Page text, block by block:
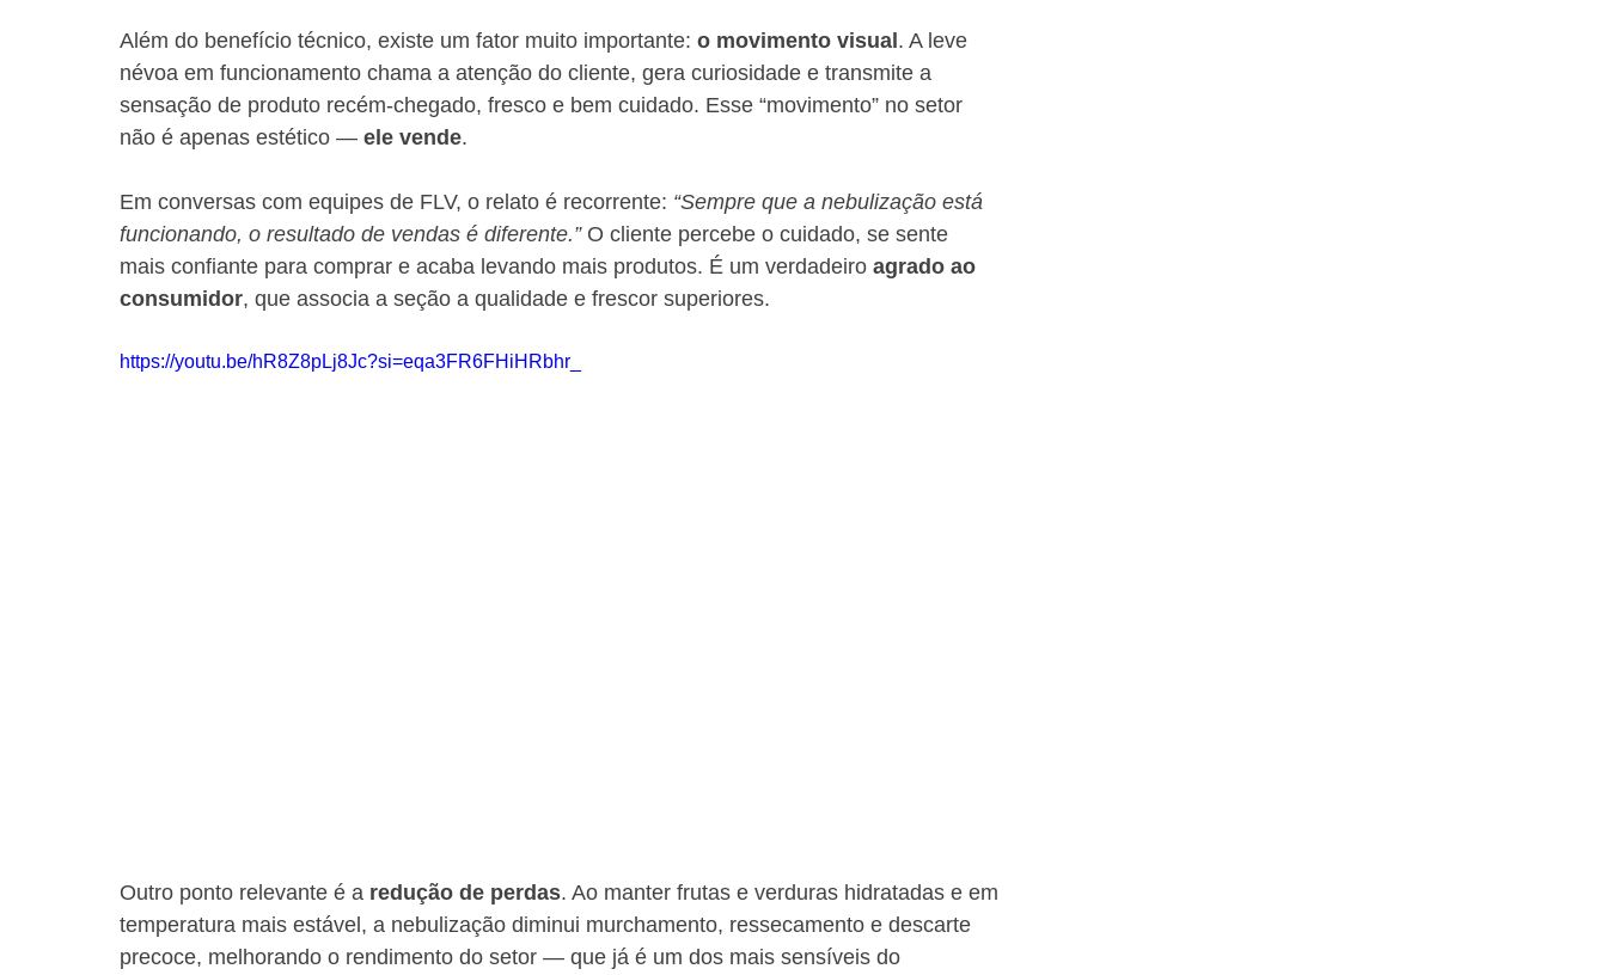
Além do benefício técnico, existe um fator muito importante: o movimento visual. A leve
névoa em funcionamento chama a atenção do cliente, gera curiosidade e transmite a
sensação de produto recém-chegado, fresco e bem cuidado. Esse “movimento” no setor
não é apenas estético — ele vende.
Em conversas com equipes de FLV, o relato é recorrente: “Sempre que a nebulização está
funcionando, o resultado de vendas é diferente.” O cliente percebe o cuidado, se sente
mais confiante para comprar e acaba levando mais produtos. É um verdadeiro agrado ao
consumidor, que associa a seção a qualidade e frescor superiores.
https://youtu.be/hR8Z8pLj8Jc?si=eqa3FR6FHiHRbhr_
Outro ponto relevante é a redução de perdas. Ao manter frutas e verduras hidratadas e em
temperatura mais estável, a nebulização diminui murchamento, ressecamento e descarte
precoce, melhorando o rendimento do setor — que já é um dos mais sensíveis do